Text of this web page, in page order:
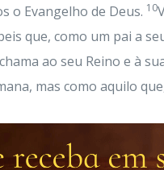
o Evangelho de Deus. 10
que, como um pai a
ao seu Reino e à
mas como aquilo